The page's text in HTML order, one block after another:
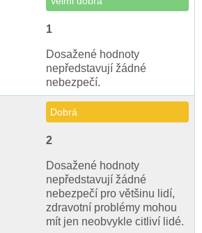
1
Dosažené hodnoty
nepředstavují žádné
nebezpečí.
Dobrá
2
Dosažené hodnoty
nepředstavují žádné
nebezpečí pro většinu lidí,
zdravotní problémy mohou
mít jen neobvykle citliví lidé.